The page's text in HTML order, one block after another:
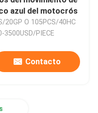
azul del motocrós
20GP O 105PCS/40HC
3500USD/PIECE
Contacto